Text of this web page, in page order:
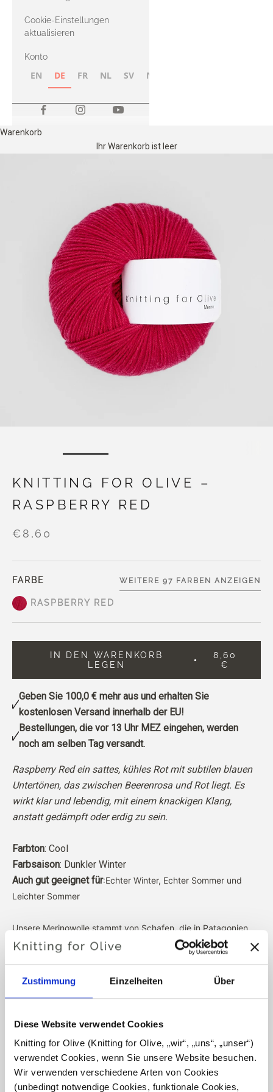
Zustimmung Einzelheiten Über
Diese Website verwendet Cookies
Knitting for Olive (Knitting for Olive, „wir“, „uns“, „unser“)
verwendet Cookies, wenn Sie unsere Website besuchen.
Wir verwenden verschiedene Arten von Cookies
(unbedingt notwendige Cookies, funktionale Cookies,
Cookie-Einstellungen
aktualisieren
Konto
EN DE FR NL SV NB
Warenkorb
Ihr Warenkorb ist leer
KNITTING FOR OLIVE –
RASPBERRY RED
€8,60
FARBE
RASPBERRY RED
WEITERE 97 FARBEN ANZEIGEN
IN DEN WARENKORB
LEGEN
8,60
€
Geben Sie 100,0 €mehr aus und erhalten Sie
kostenlosen Versand innerhalb der EU!
Bestellungen, die vor 13 Uhr MEZ eingehen, werden
noch am selben Tag versandt.
Raspberry Red ein sattes, kühles Rot mit subtilen blauen
Untertönen, das zwischen Beerenrosa und Rot liegt. Es
wirkt klar und lebendig, mit einem knackigen Klang,
anstatt gedämpft oder erdig zu sein.
Farbton: Cool
Farbsaison: Dunkler Winter
Auch gut geeignet für:Echter Winter, Echter Sommer und
Leichter Sommer
Unsere Merinowolle stammt von Schafen, die in Patagonien
gezüchtet wurden, wo das Mulesing nicht praktiziert wird. Die
sie stammt. Auf diese Weise wissen wir genau, von welcher
Merinowolle hat viele hervorragende Eigenschaften. Sie
ist temperaturregulierend. Das heißt, die Wolle hält
unseren Körper bei kaltem Wetter warm und gibt bei
warmem Wetter Wärme ab, wodurch unsere Haut kühl